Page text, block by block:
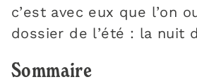
Sommaire
c’est avec eux que l’on
dossier de l’été : la nuit